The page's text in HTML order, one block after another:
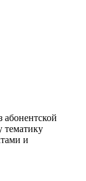
тематику
и